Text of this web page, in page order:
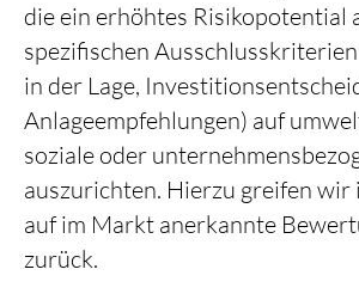
die ein erhöhtes Risikopotential
spezifischen
in der Lage,
Anlageempfehlungen) auf
soziale oder
auszurichten. Hierzu greifen wir
auf im Markt anerkannte
zurück.